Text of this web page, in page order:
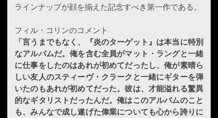
ラインナップが顔を揃えた記念すべき第一作である。
フィル・コリンのコメント
「言うまでもなく、『炎のターゲット』は本当に特別
なアルバムだ。俺を含む全員がマット・ラングと一緒
に仕事をしたのはあれが初めてだったし、俺が素晴ら
しい友人のスティーヴ・クラークと一緒にギターを弾
いたのもあれが初めてだった。彼は、才能溢れる驚異
的なギタリストだったんだ。俺はこのアルバムのこと
も、みんなで成し遂げた偉業についても心から誇りに